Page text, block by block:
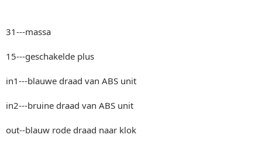
31---massa
15---geschakelde plus
in1---blauwe draad van ABS unit
in2---bruine draad van ABS unit
out--blauw rode draad naar klok